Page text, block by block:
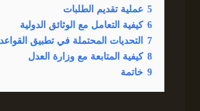
5 عملية تقديم الطلبات
6 كيفية التعامل مع الوثائق الدولية
7 التحديات المحتملة في تطبيق
8 كيفية المتابعة مع وزارة العدل
9 خاتمة